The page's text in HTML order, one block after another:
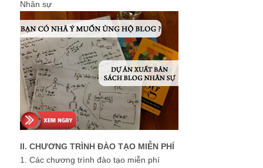
Nhân sự
II. CHƯƠNG TRÌNH ĐÀO TẠO MIỄN PHÍ
1. Các chương trình đào tạo miễn phí